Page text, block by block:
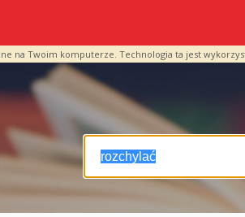
na Twoim komputerze. Technologia ta jest